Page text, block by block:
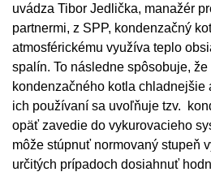
uvádza Tibor Jedlička, manažér
partnermi, z SPP, kondenzačný
atmosférickému využíva teplo
spalín. To následne spôsobuje,
kondenzačného kotla chladnejšie
ich používaní sa uvoľňuje tzv.
opäť zavedie do vykurovacieho
môže stúpnuť normovaný stupeň
určitých prípadoch dosiahnuť